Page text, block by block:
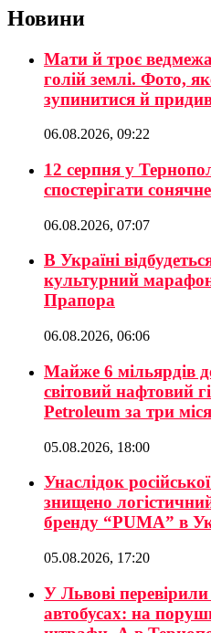
Новини
Мати й троє
голій землі. Фото,
зупинитися й
06.08.2026, 09:22
12 серпня у
спостерігати
06.08.2026, 07:07
В Україні
культурний
Прапора
06.08.2026, 06:06
Майже 6 мільярдів
світовий нафтовий
Petroleum за три
05.08.2026, 18:00
Унаслідок
знищено
бренду “PUMA” в
05.08.2026, 17:20
У Львові
автобусах: на